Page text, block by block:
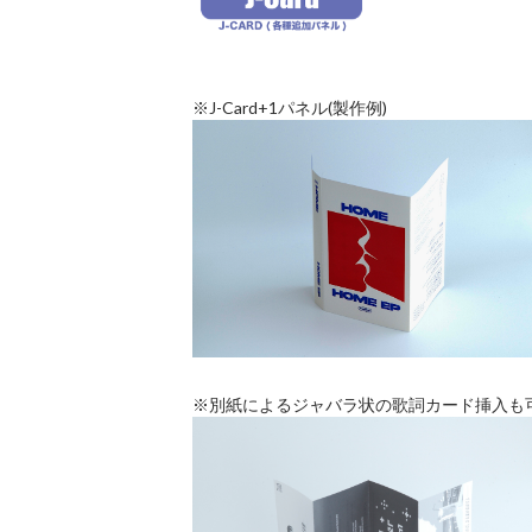
※J-Card+1パネル(製作例)
※別紙によるジャバラ状の歌詞カード挿入も